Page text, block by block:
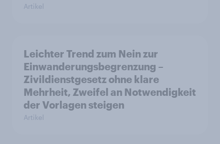
Artikel
Leichter Trend zum Nein zur
Einwanderungsbegrenzung –
Zivildienstgesetz ohne klare
Mehrheit, Zweifel an Notwendigkeit
der Vorlagen steigen
Artikel